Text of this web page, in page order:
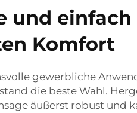
und
Komfort
gewerbliche
die beste Wahl.
äußerst robust und